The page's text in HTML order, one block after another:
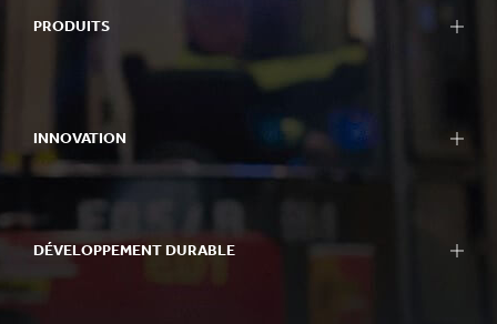
PRODUITS
INNOVATION
DÉVELOPPEMENT DURABLE